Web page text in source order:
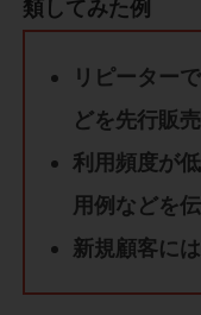
類してみた例
リピーター
どを先行販
利用頻度が
用例などを
新規顧客に